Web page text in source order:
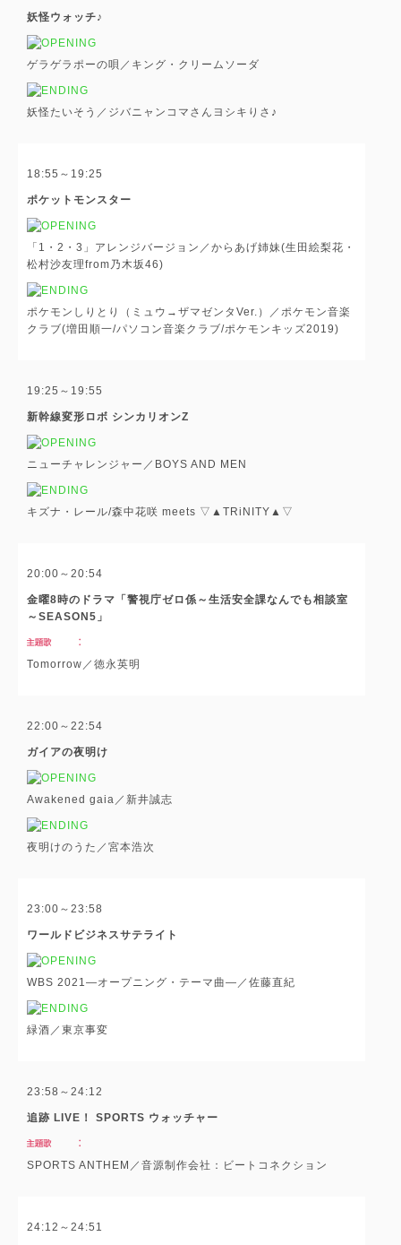
妖怪ウォッチ♪
ゲラゲラポーの唄／キング・クリームソーダ
妖怪たいそう／ジバニャンコマさんヨシキりさ♪
18:55～19:25
ポケットモンスター
「1・2・3」アレンジバージョン／からあげ姉妹(生田絵梨花・
松村沙友理from乃木坂46)
ポケモンしりとり（ミュウ→ザマゼンタVer.）／ポケモン音楽
クラブ(増田順一/パソコン音楽クラブ/ポケモンキッズ2019)
19:25～19:55
新幹線変形ロボ シンカリオンZ
ニューチャレンジャー／BOYS AND MEN
キズナ・レール/森中花咲 meets ▽▲TRiNITY▲▽
20:00～20:54
金曜8時のドラマ「警視庁ゼロ係～生活安全課なんでも相談室
～SEASON5」
Tomorrow／徳永英明
22:00～22:54
ガイアの夜明け
Awakened gaia／新井誠志
夜明けのうた／宮本浩次
23:00～23:58
ワールドビジネスサテライト
WBS 2021―オープニング・テーマ曲―／佐藤直紀
緑酒／東京事変
23:58～24:12
追跡 LIVE！ SPORTS ウォッチャー
SPORTS ANTHEM／音源制作会社：ビートコネクション
24:12～24:51